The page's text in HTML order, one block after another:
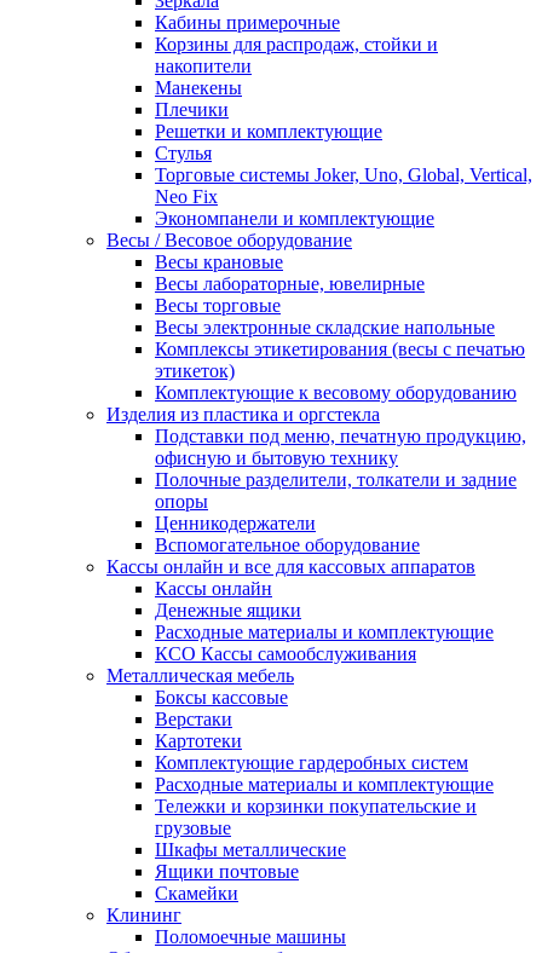
Кабины примерочные
Корзины для распродаж, стойки и
накопители
Манекены
Плечики
Решетки и комплектующие
Стулья
Торговые системы Joker, Uno, Global, Vertical,
Neo Fix
Экономпанели и комплектующие
Весы / Весовое оборудование
Весы крановые
Весы лабораторные, ювелирные
Весы торговые
Весы электронные складские напольные
Комплексы этикетирования (весы с печатью
этикеток)
Комплектующие к весовому оборудованию
Изделия из пластика и оргстекла
Подставки под меню, печатную продукцию,
офисную и бытовую технику
Полочные разделители, толкатели и задние
опоры
Ценникодержатели
Вспомогательное оборудование
Кассы онлайн и все для кассовых аппаратов
Кассы онлайн
Денежные ящики
Расходные материалы и комплектующие
КСО Кассы самообслуживания
Металлическая мебель
Боксы кассовые
Верстаки
Картотеки
Комплектующие гардеробных систем
Расходные материалы и комплектующие
Тележки и корзинки покупательские и
грузовые
Шкафы металлические
Ящики почтовые
Скамейки
Клининг
Поломоечные машины